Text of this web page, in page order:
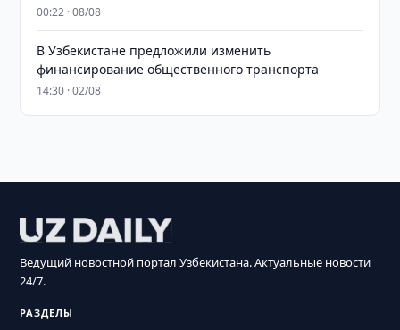
00:22 · 08/08
В Узбекистане предложили изменить
финансирование общественного транспорта
14:30 · 02/08
Ведущий новостной портал Узбекистана. Актуальные новости
24/7.
РАЗДЕЛЫ